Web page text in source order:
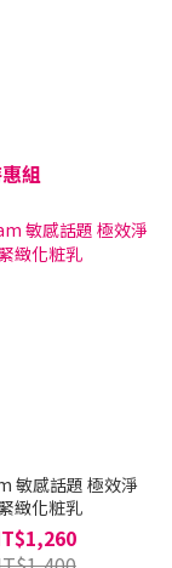
組
敏感話題 極效淨
緻化粧乳